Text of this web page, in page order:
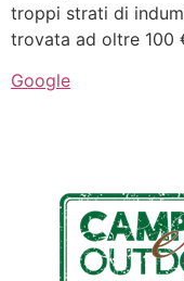
troppi strati di
trovata ad oltre 100
Google